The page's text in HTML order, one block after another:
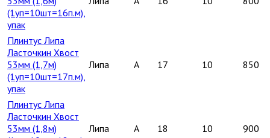
(1уп=10шт=16п.м),
упак
Плинтус Липа
Ласточкин Хвост
53мм (1,7м)
(1уп=10шт=17п.м),
упак
Липа A 17 10 850
Плинтус Липа
Ласточкин Хвост
53мм (1,8м)
Липа A 18 10 900